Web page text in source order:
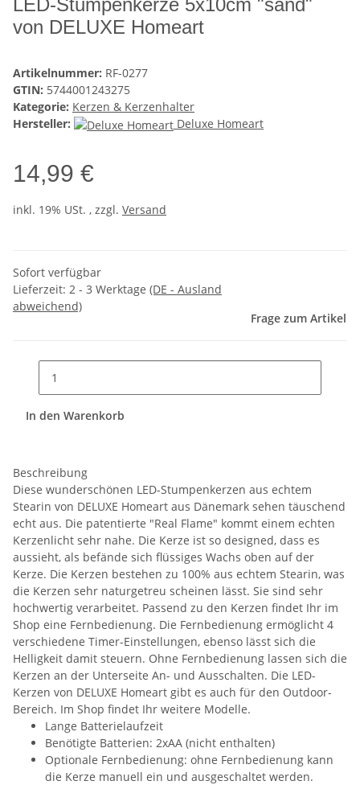
LED-Stumpenkerze 5x10cm "sand"
von DELUXE Homeart
Artikelnummer: RF-0277
GTIN: 5744001243275
Kategorie: Kerzen & Kerzenhalter
Hersteller:
Deluxe Homeart
14,99 €
inkl. 19% USt. , zzgl. Versand
Sofort verfügbar
Lieferzeit: 2 - 3 Werktage (DE - Ausland
abweichend)
Frage zum Artikel
In den Warenkorb
Beschreibung
Diese wunderschönen LED-Stumpenkerzen aus echtem
Stearin von DELUXE Homeart aus Dänemark sehen täuschend
echt aus. Die patentierte "Real Flame" kommt einem echten
Kerzenlicht sehr nahe. Die Kerze ist so designed, dass es
aussieht, als befände sich flüssiges Wachs oben auf der
Kerze. Die Kerzen bestehen zu 100% aus echtem Stearin, was
die Kerzen sehr naturgetreu scheinen lässt. Sie sind sehr
hochwertig verarbeitet. Passend zu den Kerzen findet Ihr im
Shop eine Fernbedienung. Die Fernbedienung ermöglicht 4
verschiedene Timer-Einstellungen, ebenso lässt sich die
Helligkeit damit steuern. Ohne Fernbedienung lassen sich die
Kerzen an der Unterseite An- und Ausschalten. Die LED-
Kerzen von DELUXE Homeart gibt es auch für den Outdoor-
Bereich. Im Shop findet Ihr weitere Modelle.
Lange Batterielaufzeit
Benötigte Batterien: 2xAA (nicht enthalten)
Optionale Fernbedienung: ohne Fernbedienung kann
die Kerze manuell ein und ausgeschaltet werden.